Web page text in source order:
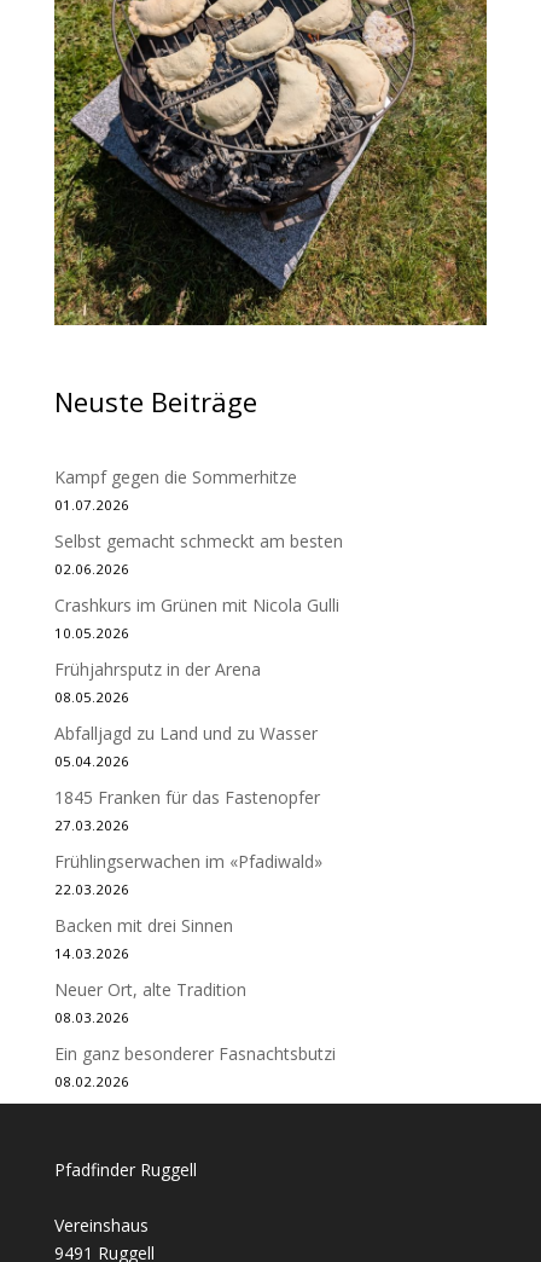
Neuste Beiträge
Kampf gegen die Sommerhitze
01.07.2026
Selbst gemacht schmeckt am besten
02.06.2026
Crashkurs im Grünen mit Nicola Gulli
10.05.2026
Frühjahrsputz in der Arena
08.05.2026
Abfalljagd zu Land und zu Wasser
05.04.2026
1845 Franken für das Fastenopfer
27.03.2026
Frühlingserwachen im «Pfadiwald»
22.03.2026
Backen mit drei Sinnen
14.03.2026
Neuer Ort, alte Tradition
08.03.2026
Ein ganz besonderer Fasnachtsbutzi
08.02.2026
Pfadfinder Ruggell
Vereinshaus
9491 Ruggell